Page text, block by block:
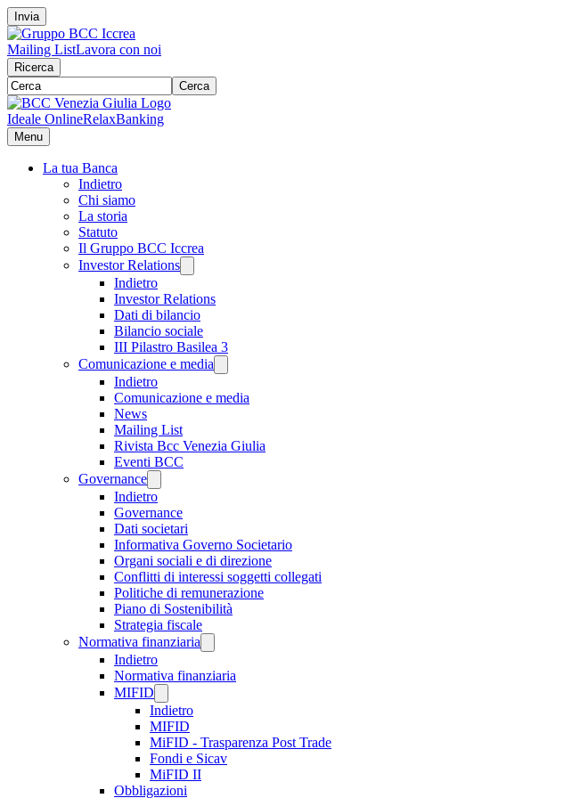
Invia
Mailing ListLavora con noi
Ricerca
Cerca
Ideale OnlineRelaxBanking
Menu
La tua Banca
Indietro
Chi siamo
La storia
Statuto
Il Gruppo BCC Iccrea
Investor Relations
Indietro
Investor Relations
Dati di bilancio
Bilancio sociale
III Pilastro Basilea 3
Comunicazione e media
Indietro
Comunicazione e media
News
Mailing List
Rivista Bcc Venezia Giulia
Eventi BCC
Governance
Indietro
Governance
Dati societari
Informativa Governo Societario
Organi sociali e di direzione
Conflitti di interessi soggetti collegati
Politiche di remunerazione
Piano di Sostenibilità
Strategia fiscale
Normativa finanziaria
Indietro
Normativa finanziaria
MIFID
Indietro
MIFID
MiFID - Trasparenza Post Trade
Fondi e Sicav
MiFID II
Obbligazioni